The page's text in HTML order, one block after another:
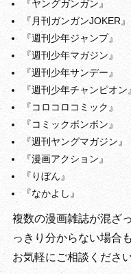
『ヤングガンガン』
『月刊ガンガンJOKER』
『週刊少年ジャンプ』
『週刊少年マガジン』
『週刊少年サンデー』
『週刊少年チャンピオン』
『コロコロコミック』
『コミックボンボン』
『週刊ヤングマガジン』
『漫画アクション』
『りぼん』
『なかよし』
複数の漫画雑誌が混ざ
っきり分からない場合
お気軽にご相談ください